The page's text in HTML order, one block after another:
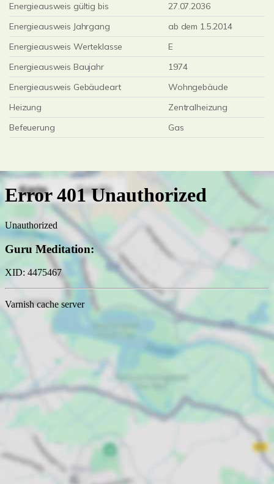
Energieausweis gültig bis
27.07.2036
Energieausweis Jahrgang
ab dem 1.5.2014
Energieausweis Werteklasse
E
Energieausweis Baujahr
1974
Energieausweis Gebäudeart
Wohngebäude
Heizung
Zentralheizung
Befeuerung
Gas